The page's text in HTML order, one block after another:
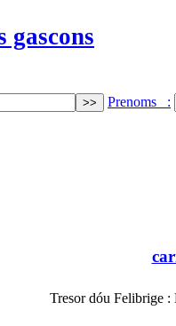
gascons
Prenoms :
Tresor dóu Felibrige